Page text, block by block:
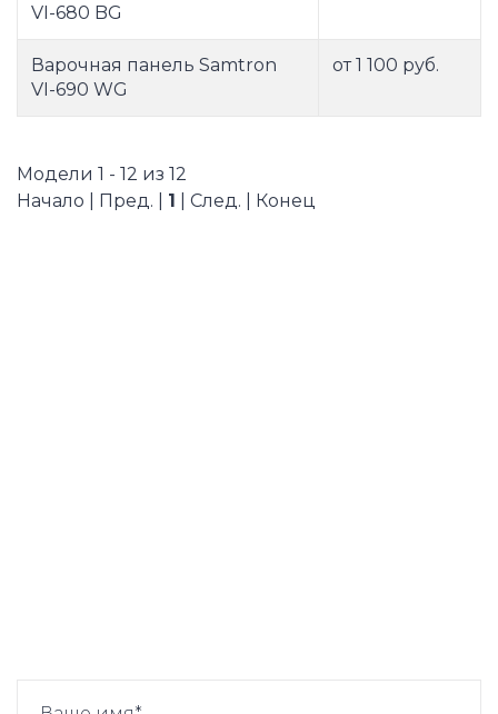
VI-680 BG
Варочная панель Samtron
VI-690 WG
от 1 100 руб.
Модели 1 - 12 из 12
Начало | Пред. | 1 | След. | Конец